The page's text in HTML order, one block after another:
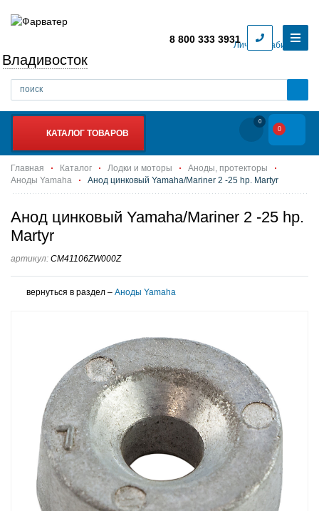
Личный кабинет
Владивосток
8 800 333 3931
КАТАЛОГ ТОВАРОВ
0
0
Главная Каталог Лодки и моторы
Аноды, протекторы
Аноды Yamaha
Анод цинковый Yamaha/Mariner 2 -25 hp. Martyr
Анод цинковый Yamaha/Mariner 2 -25 hp.
Martyr
артикул: CM41106ZW000Z
вернуться в раздел – Аноды Yamaha